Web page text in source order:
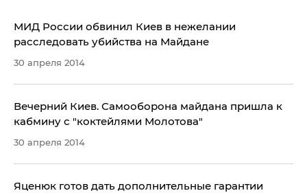
МИД России обвинил Киев в нежелании
расследовать убийства на Майдане
30 апреля 2014
Вечерний Киев. Самооборона майдана пришла к
кабмину с "коктейлями Молотова"
30 апреля 2014
​Яценюк готов дать дополнительные гарантии